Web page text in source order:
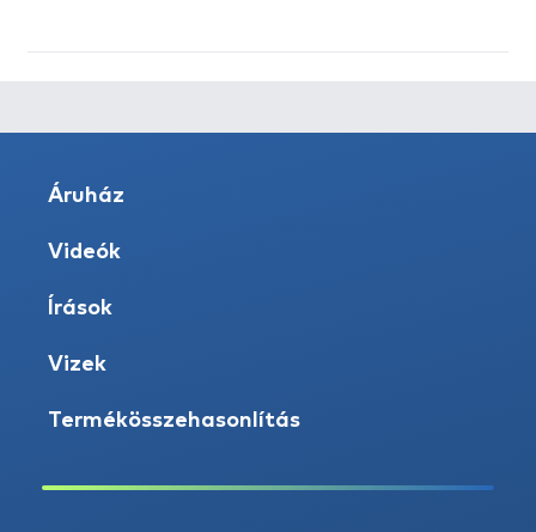
Áruház
Videók
Írások
Vizek
Termékösszehasonlítás